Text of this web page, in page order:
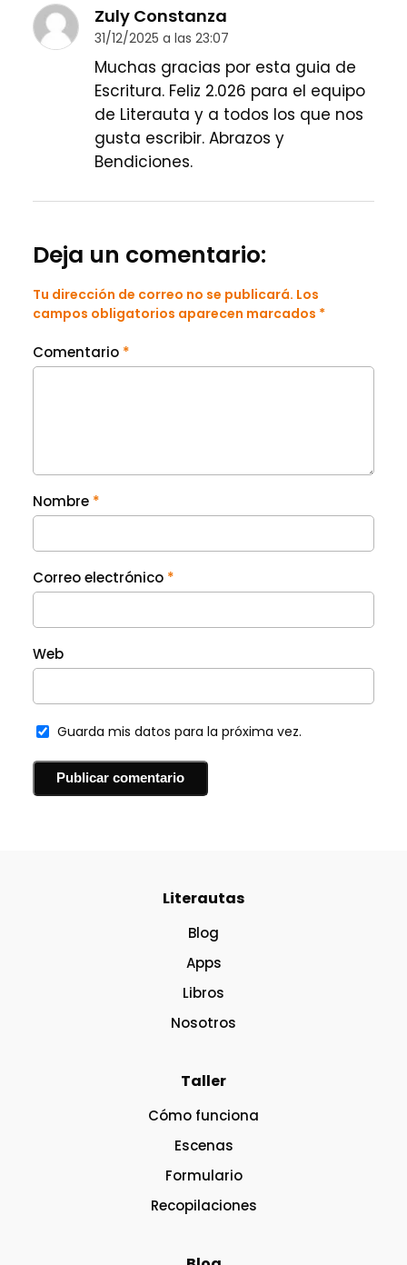
Zuly Constanza
31/12/2025 a las 23:07
Muchas gracias por esta guia de
Escritura. Feliz 2.026 para el equipo
de Literauta y a todos los que nos
gusta escribir. Abrazos y
Bendiciones.
Deja un comentario:
Tu dirección de correo no se publicará. Los
campos obligatorios aparecen marcados *
Comentario *
Nombre *
Correo electrónico *
Web
Guarda mis datos para la próxima vez.
Literautas
Blog
Apps
Libros
Nosotros
Taller
Cómo funciona
Escenas
Formulario
Recopilaciones